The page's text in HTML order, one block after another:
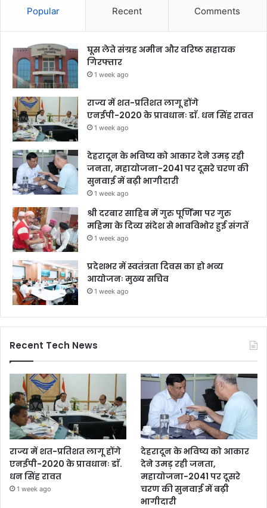
Popular Recent Comments
घूस लेते संग्रह अमीन और वरिष्ठ सहायक
गिरफ्तार
1 week ago
राज्य में शत-प्रतिशत लागू होंगे
एनईपी-2020 के प्रावधानः डाॅ. धन सिंह रावत
1 week ago
देहरादून के भविष्य को आकार देने उमड़ रही
जनता, महायोजना-2041 पर दूसरे चरण की
सुनवाई में बढ़ी भागीदारी
1 week ago
श्री दरबार साहिब में गुरु पूर्णिमा पर गुरु
महिमा के दिव्य संदेश से भावविभोर हुई संगतें
1 week ago
प्रदेशभर में स्वतंत्रता दिवस का हो भव्य
आयोजनः मुख्य सचिव
1 week ago
Recent Tech News
राज्य में शत-प्रतिशत लागू होंगे
एनईपी-2020 के प्रावधानः डाॅ.
धन सिंह रावत
1 week ago
देहरादून के भविष्य को आकार
देने उमड़ रही जनता,
महायोजना-2041 पर दूसरे
चरण की सुनवाई में बढ़ी
भागीदारी